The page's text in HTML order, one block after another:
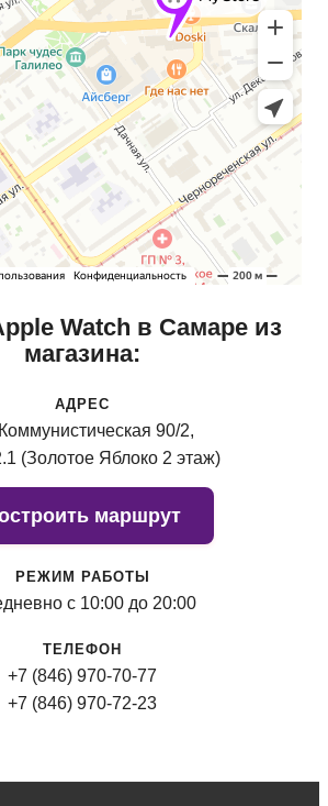
Watch в Самаре из
магазина:
АДРЕС
90/2,
(Золотое Яблоко 2 этаж)
маршрут
РЕЖИМ РАБОТЫ
с 10:00 до 20:00
ТЕЛЕФОН
+7 (846) 970-70-77
+7 (846) 970-72-23